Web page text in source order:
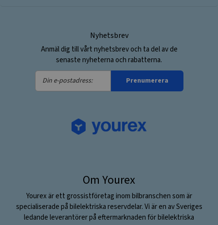
Nyhetsbrev
Anmäl dig till vårt nyhetsbrev och ta del av de
senaste nyheterna och rabatterna.
Din
e-
Prenumerera
Om Yourex
Yourex är ett grossistföretag inom bilbranschen som är
specialiserade på bilelektriska reservdelar. Vi är en av Sveriges
ledande leverantörer på eftermarknaden för bilelektriska